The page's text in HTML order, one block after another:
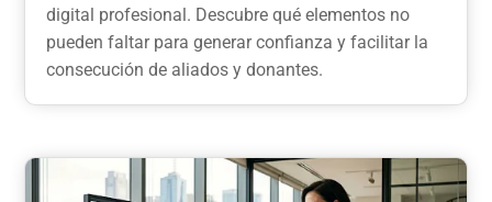
digital profesional. Descubre qué elementos no
pueden faltar para generar confianza y facilitar la
consecución de aliados y donantes.